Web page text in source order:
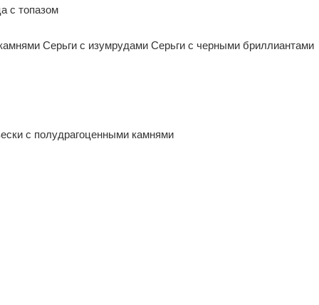
с топазом
Серьги с изумрудами Серьги с черными бриллиантами
с полудрагоценными камнями